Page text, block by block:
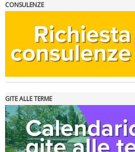
Tiziano Pesce nel Cda di Fondazione
Roma
CONSULENZE
GITE ALLE TERME